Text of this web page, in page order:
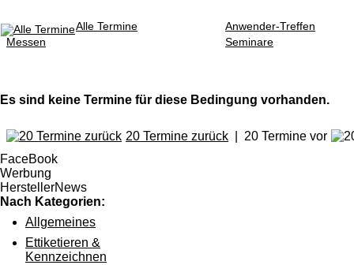
Alle Termine
Anwender-Treffen
Messen
Seminare
Es sind keine Termine für diese Bedingung vorhanden.
20 Termine zurück | 20 Termine vor
FaceBook
Werbung
HerstellerNews
Nach Kategorien:
Allgemeines
Ettiketieren &
Kennzeichnen